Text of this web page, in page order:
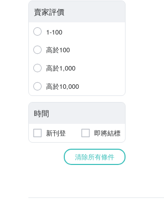
賣家評價
1-100
高於100
高於1,000
高於10,000
時間
新刊登 即將結標
清除所有條件